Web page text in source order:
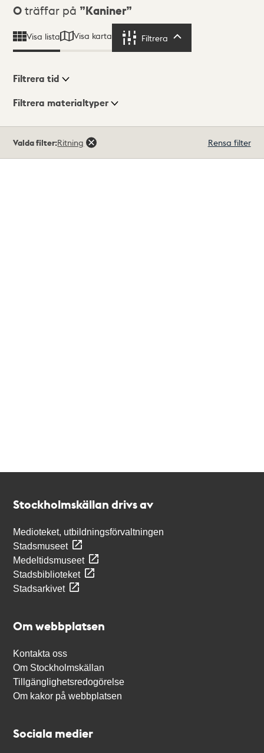
Sökresultat
0 träffar på Kaniner
Visa lista Visa karta Filtrera
Visningsläge
Filtrera tid
Filtrera materialtyper
träffar
Valda filter:Ritning Rensa filter
Stockholmskällan drivs av
Medioteket, utbildningsförvaltningen
Stadsmuseet
Medeltidsmuseet
Stadsbiblioteket
Stadsarkivet
Om webbplatsen
Kontakta oss
Om Stockholmskällan
Tillgänglighetsredogörelse
Om kakor på webbplatsen
Sociala medier